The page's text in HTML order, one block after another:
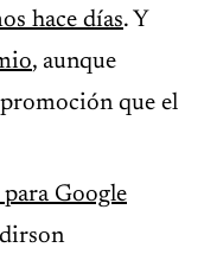
hace días. Y
, aunque
que el
Google